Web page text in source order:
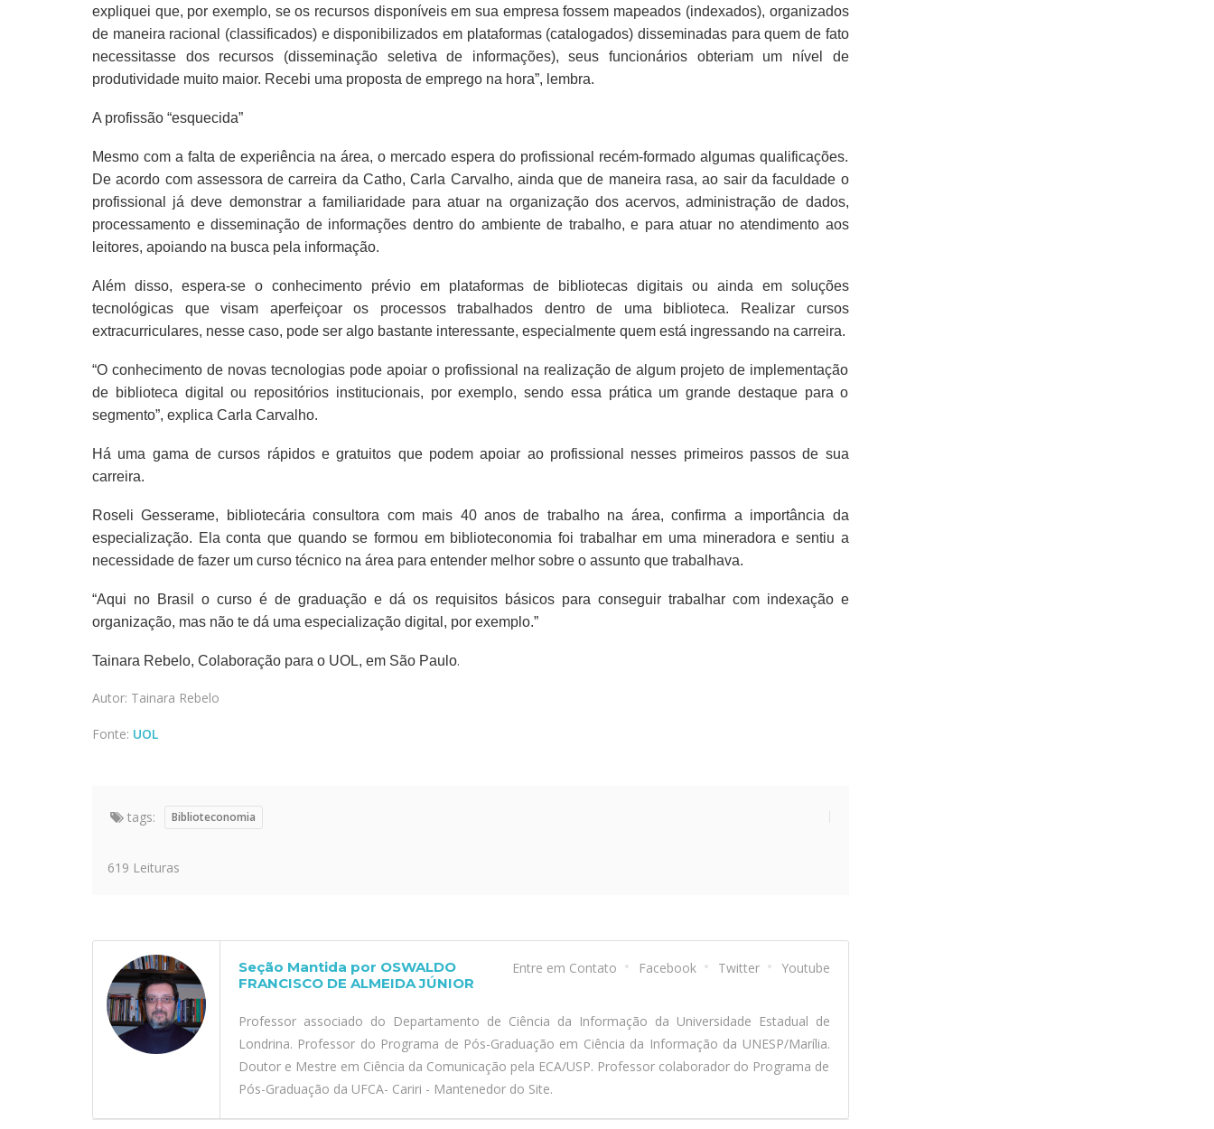
expliquei que, por exemplo, se os recursos disponíveis em sua empresa fossem mapeados (indexados), organizados
de maneira racional (classificados) e disponibilizados em plataformas (catalogados) disseminadas para quem de fato
necessitasse dos recursos (disseminação seletiva de informações), seus funcionários obteriam um nível de
produtividade muito maior. Recebi uma proposta de emprego na hora”, lembra.
A profissão “esquecida”
Mesmo com a falta de experiência na área, o mercado espera do profissional recém-formado algumas qualificações.
De acordo com assessora de carreira da Catho, Carla Carvalho, ainda que de maneira rasa, ao sair da faculdade o
profissional já deve demonstrar a familiaridade para atuar na organização dos acervos, administração de dados,
processamento e disseminação de informações dentro do ambiente de trabalho, e para atuar no atendimento aos
leitores, apoiando na busca pela informação.
Além disso, espera-se o conhecimento prévio em plataformas de bibliotecas digitais ou ainda em soluções
tecnológicas que visam aperfeiçoar os processos trabalhados dentro de uma biblioteca. Realizar cursos
extracurriculares, nesse caso, pode ser algo bastante interessante, especialmente quem está ingressando na carreira.
“O conhecimento de novas tecnologias pode apoiar o profissional na realização de algum projeto de implementação
de biblioteca digital ou repositórios institucionais, por exemplo, sendo essa prática um grande destaque para o
segmento”, explica Carla Carvalho.
Há uma gama de cursos rápidos e gratuitos que podem apoiar ao profissional nesses primeiros passos de sua
carreira.
Roseli Gesserame, bibliotecária consultora com mais 40 anos de trabalho na área, confirma a importância da
especialização. Ela conta que quando se formou em biblioteconomia foi trabalhar em uma mineradora e sentiu a
necessidade de fazer um curso técnico na área para entender melhor sobre o assunto que trabalhava.
“Aqui no Brasil o curso é de graduação e dá os requisitos básicos para conseguir trabalhar com indexação e
organização, mas não te dá uma especialização digital, por exemplo.”
Tainara Rebelo, Colaboração para o UOL, em São Paulo.
Autor: Tainara Rebelo
Fonte: UOL
tags: Biblioteconomia
619 Leituras
Entre em Contato Facebook Twitter Youtube
Seção Mantida por OSWALDO
FRANCISCO DE ALMEIDA JÚNIOR
Professor associado do Departamento de Ciência da Informação da Universidade Estadual de
Londrina. Professor do Programa de Pós-Graduação em Ciência da Informação da UNESP/Marília.
Doutor e Mestre em Ciência da Comunicação pela ECA/USP. Professor colaborador do Programa de
Pós-Graduação da UFCA- Cariri - Mantenedor do Site.